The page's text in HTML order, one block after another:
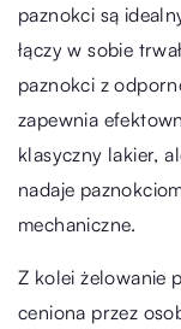
paznokci są
łączy w sobie
paznokci z
zapewnia
klasyczny lakier,
nadaje
mechaniczne.
Z kolei żelowanie
ceniona przez